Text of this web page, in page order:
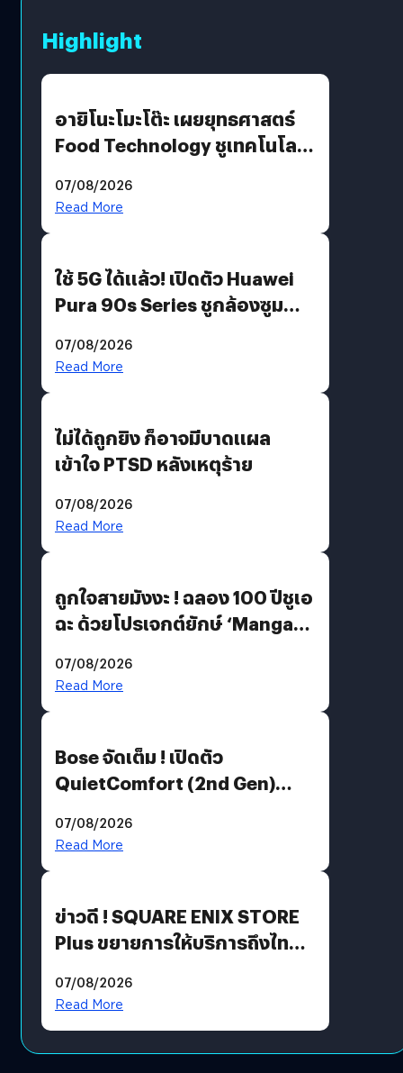
Highlight
อายิโนะโมะโต๊ะ เผยยุทธศาสตร์
Food Technology ชูเทคโนโลยี
บริโภคและ B2B
07/08/2026
Read More
ใช้ 5G ได้แล้ว! เปิดตัว Huawei
Pura 90s Series ชูกล้องซูม
07/08/2026
Read More
ไม่ได้ถูกยิง ก็อาจมีบาดแผล
เข้าใจ PTSD หลังเหตุร้าย
07/08/2026
Read More
ถูกใจสายมังงะ ! ฉลอง 100 ปีชูเอ
ฉะ ด้วยโปรเจกต์ยักษ์ ‘Manga
มีภาษาไทยด้วย
07/08/2026
Read More
Bose จัดเต็ม ! เปิดตัว
QuietComfort (2nd Gen)
07/08/2026
Read More
ข่าวดี ! SQUARE ENIX STORE
Plus ขยายการให้บริการถึงไทย
โดยตรง
07/08/2026
Read More